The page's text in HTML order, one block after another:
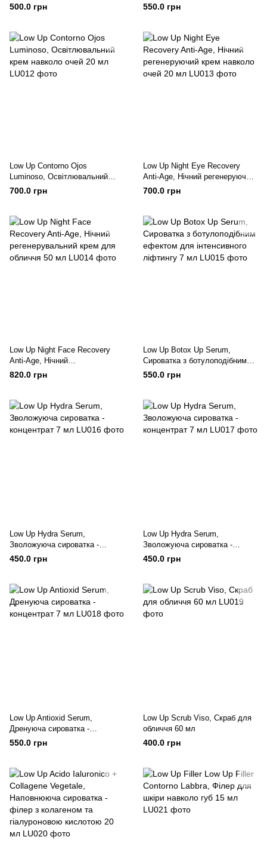
Тональний крем 25 мл
500.0 грн очей 20 мл
550.0 грн
Low Up Contorno Ojos
Luminoso, Освітлювальний
крем навколо очей 20 мл
700.0 грн
Low Up Night Eye Recovery
Anti-Age, Нічний регенеруючий
крем навколо очей 20 мл
700.0 грн
Low Up Night Face Recovery
Anti-Age, Нічний
регенерувальний крем для
обличчя 50 мл
820.0 грн
Low Up Botox Up Serum,
Сироватка з ботулоподібним
ефектом для інтенсивного
ліфтингу 7 мл
550.0 грн
Low Up Hydra Serum,
Зволожуюча сироватка -
концентрат 7 мл
450.0 грн
Low Up Hydra Serum,
Зволожуюча сироватка -
концентрат 7 мл
450.0 грн
Low Up Antioxid Serum,
Дренуюча сироватка -
концентрат 7 мл
550.0 грн
Low Up Scrub Viso, Скраб для
обличчя 60 мл
400.0 грн